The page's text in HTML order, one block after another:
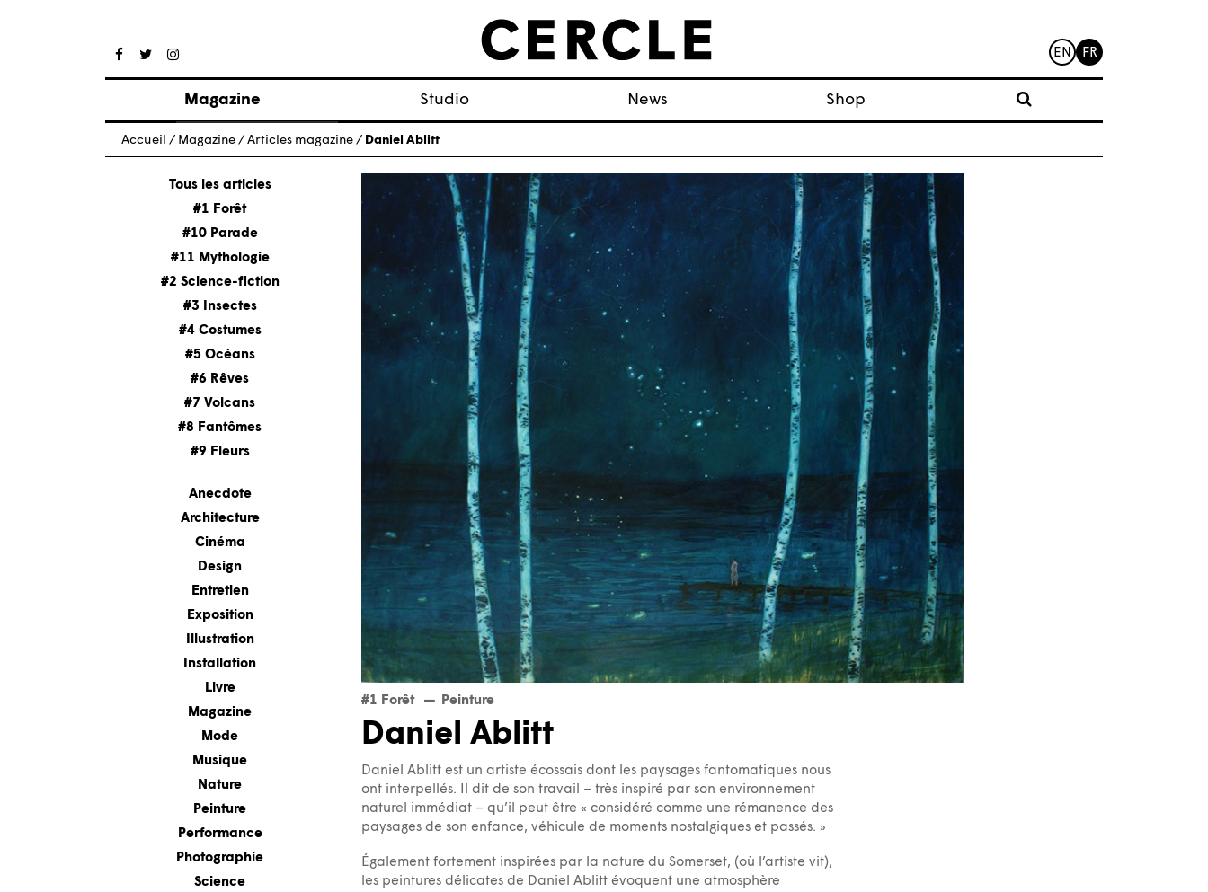
EN FR
Magazine
Articles
À propos
Numéros
Studio News Shop
Accueil / Magazine / Articles magazine / Daniel Ablitt
Tous les articles
#1 Forêt
#10 Parade
#11 Mythologie
#2 Science-fiction
#3 Insectes
#4 Costumes
#5 Océans
#6 Rêves
#7 Volcans
#8 Fantômes
#9 Fleurs
Anecdote
Architecture
Cinéma
Design
Entretien
Exposition
Illustration
Installation
Livre
Magazine
Mode
Musique
Nature
Peinture
Performance
Photographie
Science
#1 Forêt Peinture
Daniel Ablitt
Daniel Ablitt est un artiste écossais dont les paysages fantomatiques nous
ont interpellés. Il dit de son travail – très inspiré par son environnement
naturel immédiat – qu’il peut être « considéré comme une rémanence des
paysages de son enfance, véhicule de moments nostalgiques et passés. »
Également fortement inspirées par la nature du Somerset, (où l’artiste vit),
les peintures délicates de Daniel Ablitt évoquent une atmosphère